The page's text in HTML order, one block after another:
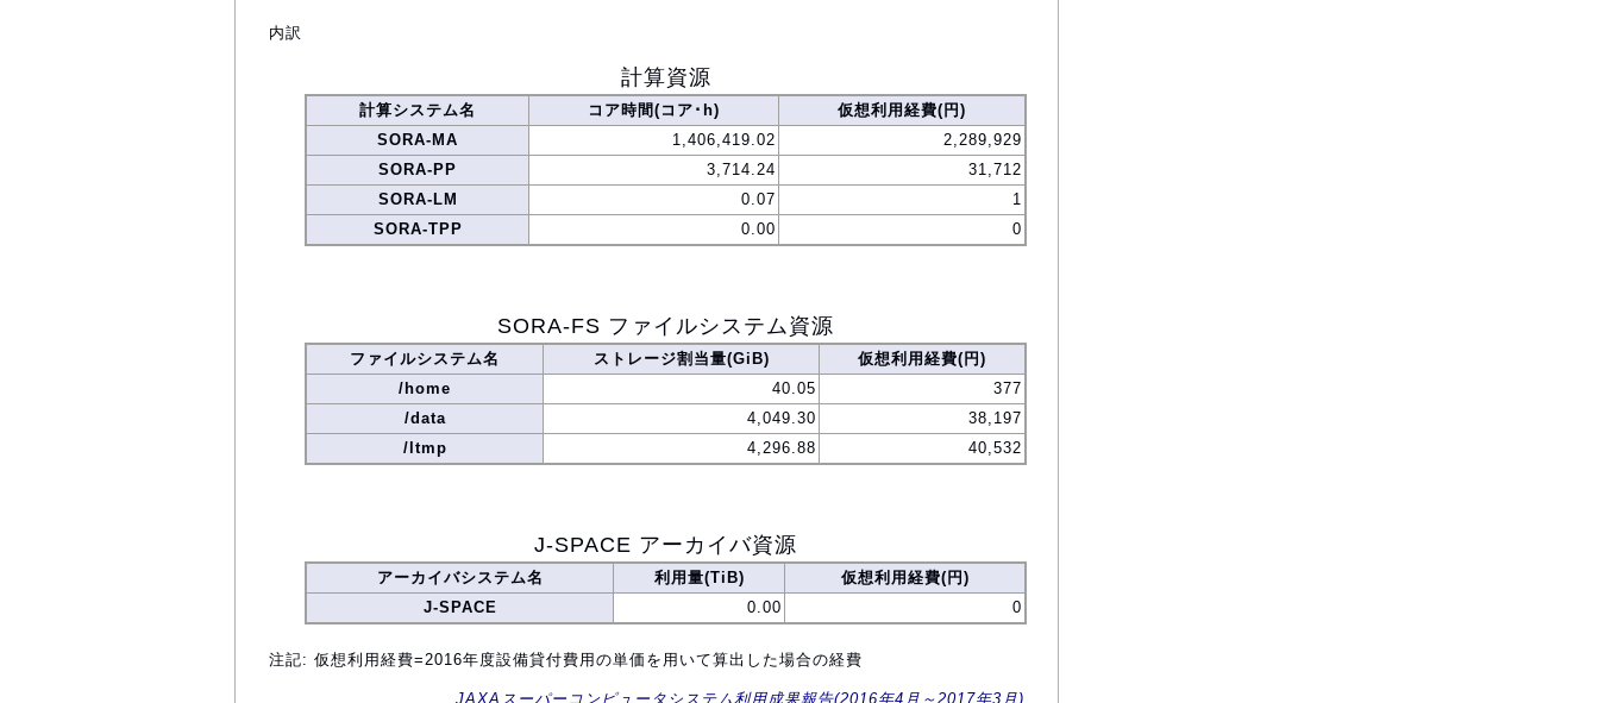
内訳
計算資源
計算システム名 コア時間(コア･h)
仮想利用経費(円)
SORA-MA
1,406,419.02
2,289,929
SORA-PP
3,714.24
31,712
SORA-LM
0.07
1
SORA-TPP
0.00 0
SORA-FS ファイルシステム資源
ファイルシステム名 ストレージ割当量(GiB)
仮想利用経費(円)
/home
40.05
377
/data
4,049.30
38,197
/ltmp
4,296.88 40,532
J-SPACE アーカイバ資源
アーカイバシステム名 利用量(TiB)
仮想利用経費(円)
J-SPACE
0.00 0
注記: 仮想利用経費=2016年度設備貸付費用の単価を用いて算出した場合の経費
JAXAスーパーコンピュータシステム利用成果報告(2016年4月～2017年3月)